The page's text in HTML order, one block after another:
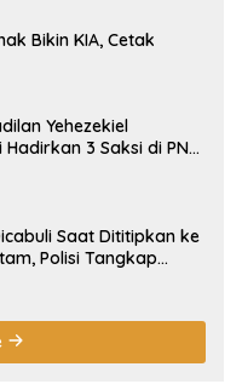
Bikin KIA, Cetak
Yehezekiel
Hadirkan 3 Saksi di PN
Saat Dititipkan ke
Polisi Tangkap